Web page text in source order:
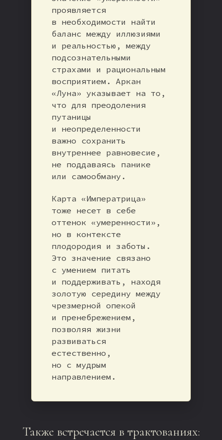
проявляется
в необходимости найти
баланс между иллюзиями
и реальностью, между
подсознательными
страхами и рациональным
восприятием. Аркан
«Луна» указывает на то,
что для преодоления
путаницы
и неопределенности
важно сохранить
внутреннее равновесие,
не поддаваясь панике
или самообману.
Карта «Императрица»
тоже несет в себе
оттенок «умеренности»,
но в контексте
плодородия и заботы.
Это значение связано
с умением питать
и поддерживать, находя
золотую середину между
чрезмерной опекой
и пренебрежением,
позволяя жизни
развиваться
естественно,
но с мудрым
направлением.
Также встречается в трактованиях: